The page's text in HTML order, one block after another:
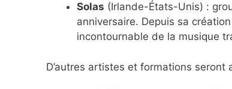
Solas (Irlande-États-Unis) :
anniversaire. Depuis sa
incontournable de la musique
D’autres artistes et formations seront